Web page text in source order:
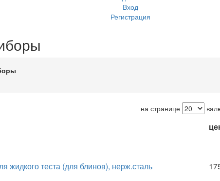
Вход
Регистрация
на странице
жидкого теста (для блинов), нерж.сталь